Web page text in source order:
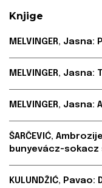
Knjige
MELVINGER,
MELVINGER,
MELVINGER,
ŠARČEVIĆ,
bunyevácz-
KULUNDŽIĆ,